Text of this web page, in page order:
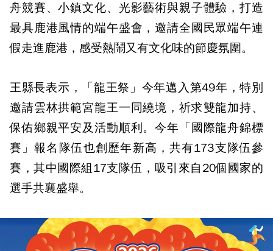
舟競賽、小鎮文化、光影藝術與親子體驗，打造
最具鹿港風情的端午盛會，邀請全國民眾端午連
假走進鹿港，感受熱鬧又有文化味的節慶氛圍。
王縣長表示，「龍王祭」今年邁入第49年，特別
邀請雲林拱範宮龍王一同繞境，祈求雙龍加持、
保佑鄉親平安及活動順利。今年「國際龍舟錦標
賽」報名隊伍也創歷年新高，共有173支隊伍參
賽，其中國際組17支隊伍，吸引來自20個國家的
選手共襄盛舉。